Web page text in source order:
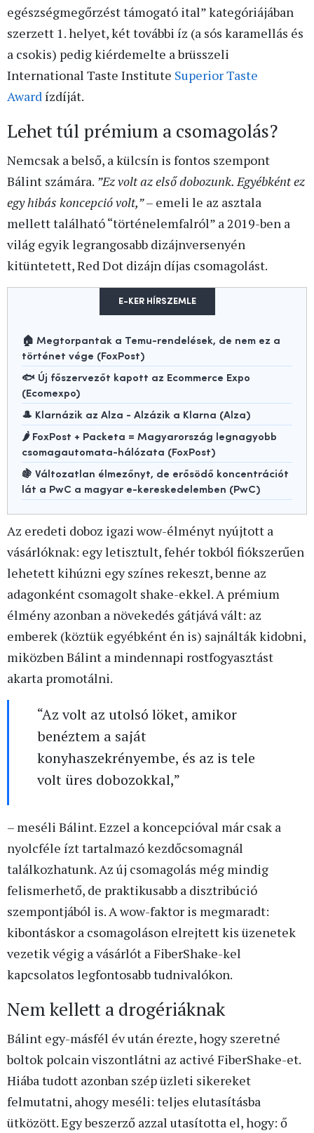
egészségmegőrzést támogató ital” kategóriájában
szerzett 1. helyet, két további íz (a sós karamellás és
a csokis) pedig kiérdemelte a brüsszeli
International Taste Institute Superior Taste
Award ízdíját.
Lehet túl prémium a csomagolás?
Nemcsak a belső, a külcsín is fontos szempont
Bálint számára. ”Ez volt az első dobozunk. Egyébként ez
egy hibás koncepció volt,”– emeli le az asztala
mellett található “történelemfalról” a 2019-ben a
világ egyik legrangosabb dizájnversenyén
kitüntetett, Red Dot dizájn díjas csomagolást.
E-KER HÍRSZEMLE
🏠 Megtorpantak a Temu-rendelések, de nem ez a
történet vége (FoxPost)
🐟 Új főszervezőt kapott az Ecommerce Expo
(Ecomexpo)
🎩 Klarnázik az Alza - Alzázik a Klarna (Alza)
🌶️ FoxPost + Packeta = Magyarország legnagyobb
csomagautomata-hálózata (FoxPost)
🍇 Változatlan élmezőnyt, de erősödő koncentrációt
lát a PwC a magyar e-kereskedelemben (PwC)
Az eredeti doboz igazi wow-élményt nyújtott a
vásárlóknak: egy letisztult, fehér tokból fiókszerűen
lehetett kihúzni egy színes rekeszt, benne az
adagonként csomagolt shake-ekkel. A prémium
élmény azonban a növekedés gátjává vált: az
emberek (köztük egyébként én is) sajnálták kidobni,
miközben Bálint a mindennapi rostfogyasztást
akarta promotálni.
“Az volt az utolsó löket, amikor
benéztem a saját
konyhaszekrényembe, és az is tele
volt üres dobozokkal,”
– meséli Bálint. Ezzel a koncepcióval már csak a
nyolcféle ízt tartalmazó kezdőcsomagnál
találkozhatunk. Az új csomagolás még mindig
felismerhető, de praktikusabb a disztribúció
szempontjából is. A wow-faktor is megmaradt:
kibontáskor a csomagoláson elrejtett kis üzenetek
vezetik végig a vásárlót a FiberShake-kel
kapcsolatos legfontosabb tudnivalókon.
Nem kellett a drogériáknak
Bálint egy-másfél év után érezte, hogy szeretné
boltok polcain viszontlátni az activé FiberShake-et.
Hiába tudott azonban szép üzleti sikereket
felmutatni, ahogy meséli: teljes elutasításba
ütközött. Egy beszerző azzal utasította el, hogy: ő